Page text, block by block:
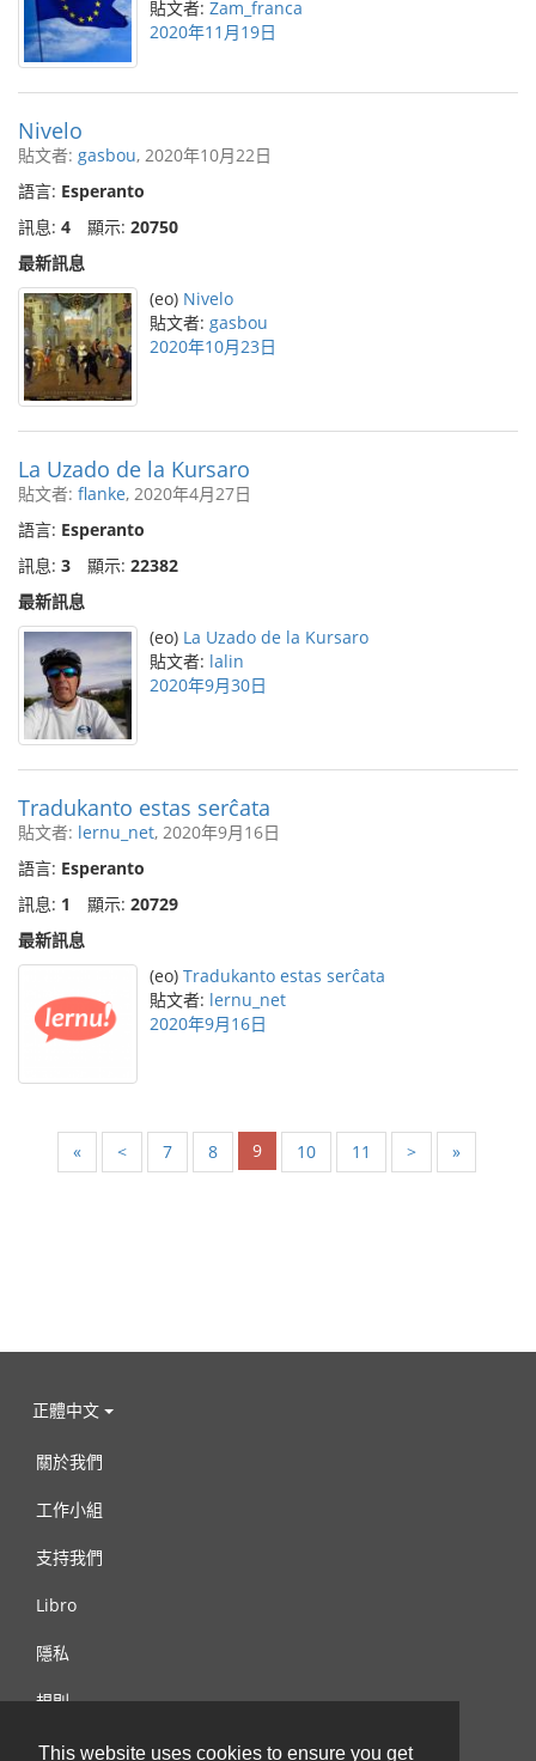
This website uses cookies to ensure you get
貼文者: Zam_franca
2020年11月19日
Nivelo
貼文者: gasbou, 2020年10月22日
語言: Esperanto
訊息: 4 顯示: 20750
最新訊息
(eo) Nivelo
貼文者: gasbou
2020年10月23日
La Uzado de la Kursaro
貼文者: flanke, 2020年4月27日
語言: Esperanto
訊息: 3 顯示: 22382
最新訊息
(eo) La Uzado de la Kursaro
貼文者: lalin
2020年9月30日
Tradukanto estas serĉata
貼文者: lernu_net, 2020年9月16日
語言: Esperanto
訊息: 1 顯示: 20729
最新訊息
(eo) Tradukanto estas serĉata
貼文者: lernu_net
2020年9月16日
« < 7 8 9 10 11 > »
正體中文
關於我們
工作小組
支持我們
Libro
隱私
規則
連絡我們